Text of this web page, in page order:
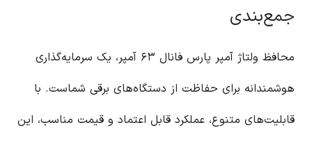
جمع‌بندی
محافظ ولتاژ آمپر پارس فانال ۶۳ آمپر، یک سرمایه‌گذاری
هوشمندانه برای حفاظت از دستگاه‌های برقی شماست. با
قابلیت‌های متنوع، عملکرد قابل اعتماد و قیمت مناسب، این